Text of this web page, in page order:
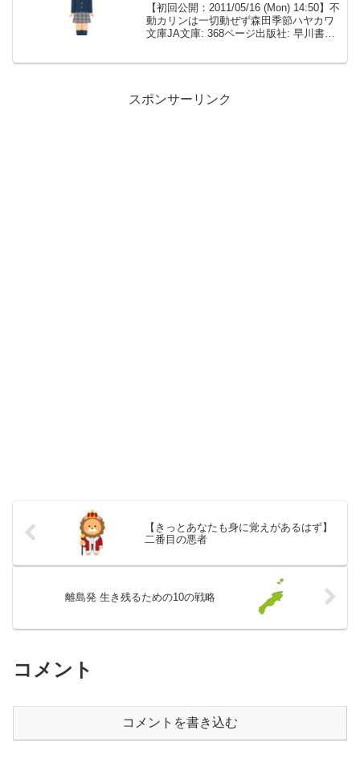
【初回公開：2011/05/16 (Mon) 14:50】不
動カリンは一切動ぜず森田季節ハヤカワ
文庫JA文庫: 368ページ出版社: 早川書房
スポンサーリンク
【きっとあなたも身に覚えがあるはず】
二番目の悪者
離島発 生き残るための10の戦略
コメント
コメントを書き込む